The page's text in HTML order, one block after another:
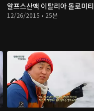
알프스산맥 이탈리아 돌로미티
12/26/2015 • 25분